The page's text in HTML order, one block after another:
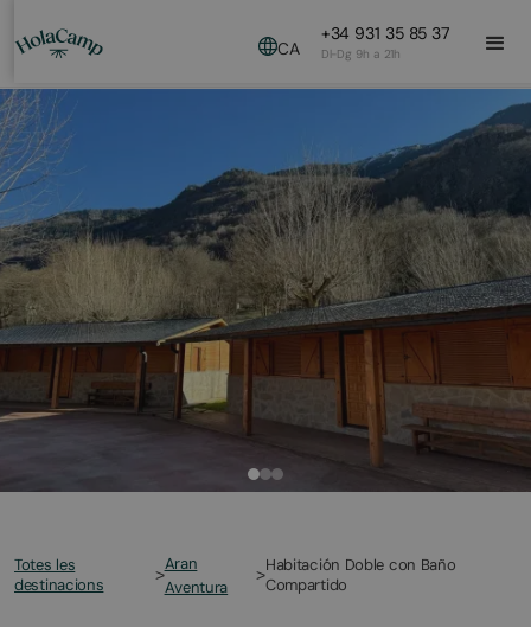
CA
+34 931 35 85 37
Dl-Dg 9h a 21h
Totes les
destinacions
>
Aran
Aventura
>Habitación Doble con Baño
Compartido